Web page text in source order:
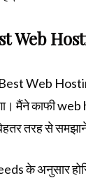
Web
Web
मैंने काफी
तरह से
के अनुसार